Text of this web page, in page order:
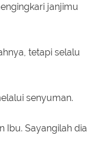
janjimu
tetapi selalu
senyuman.
Ibu. Sayangilah dia